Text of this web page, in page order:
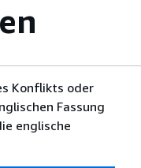
Konflikts oder
Fassung
englische